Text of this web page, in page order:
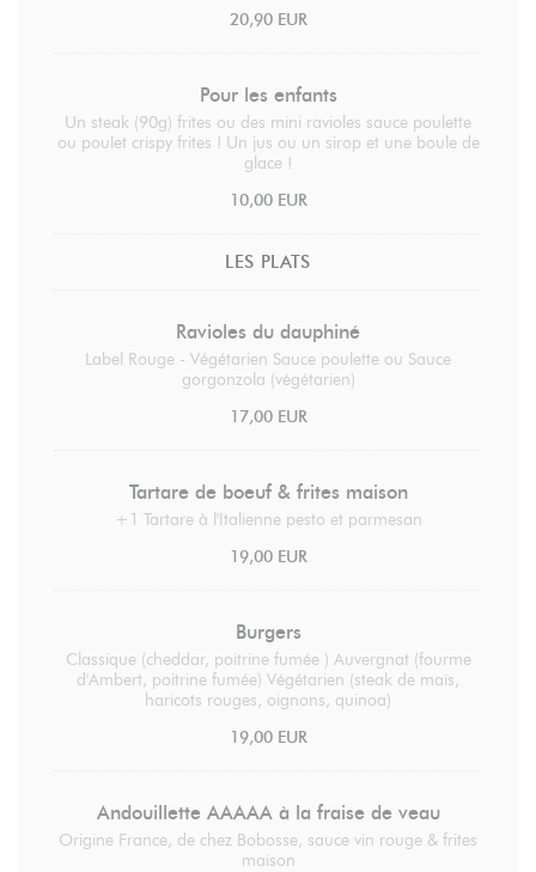
20,90 EUR
Pour les enfants
Un steak (90g) frites ou des mini ravioles sauce poulette
ou poulet crispy frites ! Un jus ou un sirop et une boule de
glace !
10,00 EUR
LES PLATS
Ravioles du dauphiné
Label Rouge - Végétarien Sauce poulette ou Sauce
gorgonzola (végétarien)
17,00 EUR
Tartare de boeuf & frites maison
+1 Tartare à l'Italienne pesto et parmesan
19,00 EUR
Burgers
Classique (cheddar, poitrine fumée ) Auvergnat (fourme
d'Ambert, poitrine fumée) Végétarien (steak de maïs,
haricots rouges, oignons, quinoa)
19,00 EUR
Andouillette AAAAA à la fraise de veau
Origine France, de chez Bobosse, sauce vin rouge & frites
maison